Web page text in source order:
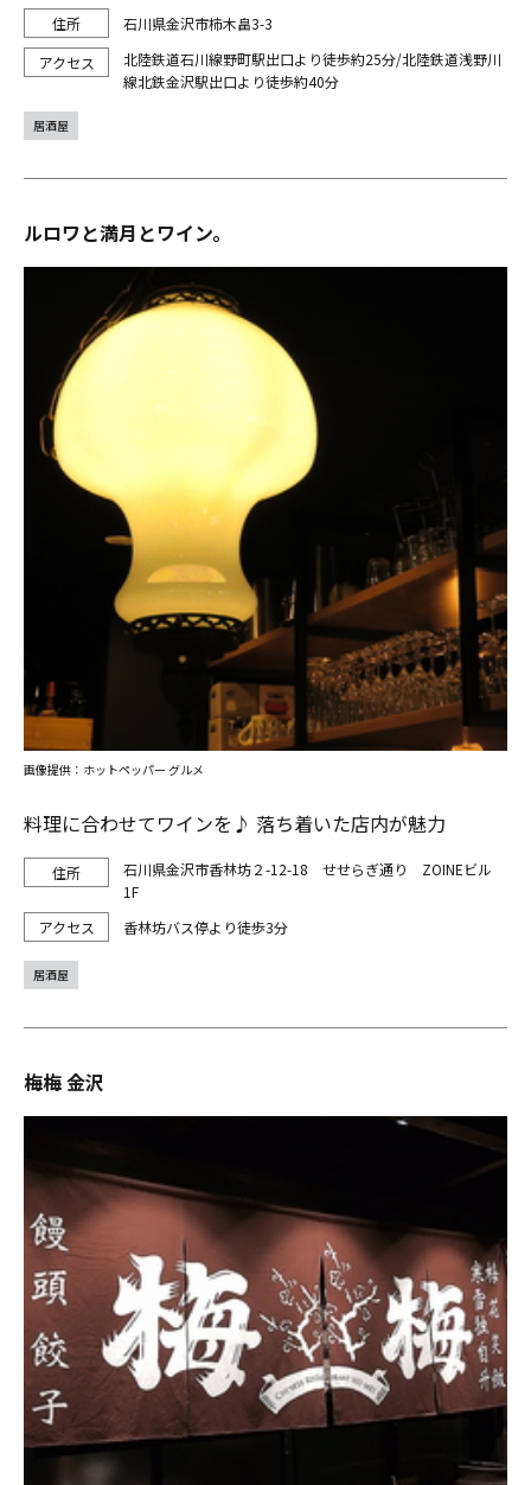
石川県金沢市柿木畠3-3
北陸鉄道石川線野町駅出口より徒歩約25分/北陸鉄道浅野川
線北鉄金沢駅出口より徒歩約40分
居酒屋
ルロワと満月とワイン。
料理に合わせてワインを♪ 落ち着いた店内が魅力
石川県金沢市香林坊２-12-18 せせらぎ通り ZOINEビル
1F
香林坊バス停より徒歩3分
画像提供：ホットペッパー グルメ
居酒屋
梅梅 金沢